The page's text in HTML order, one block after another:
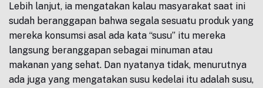
Lebih lanjut, ia mengatakan kalau masyarakat saat ini
sudah beranggapan bahwa segala sesuatu produk yang
mereka konsumsi asal ada kata “susu” itu mereka
langsung beranggapan sebagai minuman atau
makanan yang sehat. Dan nyatanya tidak, menurutnya
ada juga yang mengatakan susu kedelai itu adalah susu,